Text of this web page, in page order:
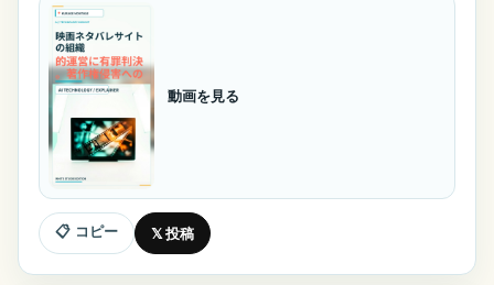
動画を見る
📋 コピー 𝕏 投稿